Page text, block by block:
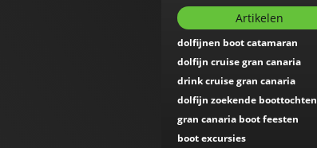
Artikelen
dolfijnen boot catamaran
dolfijn cruise gran canaria
drink cruise gran canaria
dolfijn zoekende boottochten
gran canaria boot feesten
boot excursies